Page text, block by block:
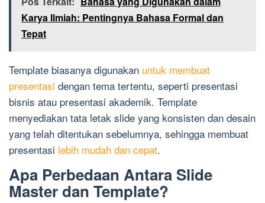
Karya Ilmiah: Pentingnya Bahasa Formal dan
Tepat
Template biasanya digunakan untuk membuat
presentasi dengan tema tertentu, seperti presentasi
bisnis atau presentasi akademik. Template
menyediakan tata letak slide yang konsisten dan desain
yang telah ditentukan sebelumnya, sehingga membuat
presentasi lebih mudah dan cepat.
Apa Perbedaan Antara Slide
Master dan Template?